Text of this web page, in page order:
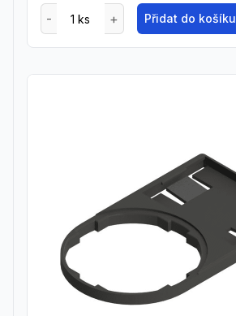
Přidat do košíku